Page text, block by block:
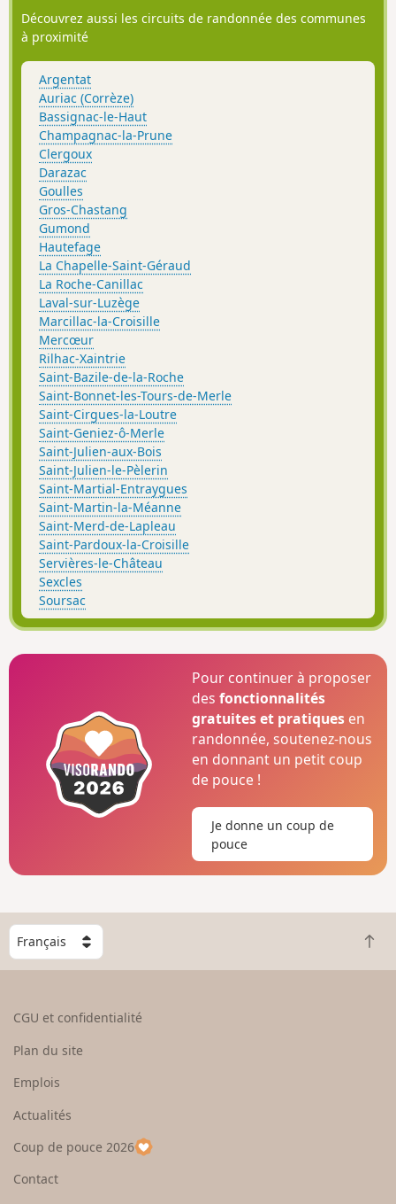
Découvrez aussi les circuits de randonnée des communes
à proximité
Argentat
Auriac (Corrèze)
Bassignac-le-Haut
Champagnac-la-Prune
Clergoux
Darazac
Goulles
Gros-Chastang
Gumond
Hautefage
La Chapelle-Saint-Géraud
La Roche-Canillac
Laval-sur-Luzège
Marcillac-la-Croisille
Mercœur
Rilhac-Xaintrie
Saint-Bazile-de-la-Roche
Saint-Bonnet-les-Tours-de-Merle
Saint-Cirgues-la-Loutre
Saint-Geniez-ô-Merle
Saint-Julien-aux-Bois
Saint-Julien-le-Pèlerin
Saint-Martial-Entraygues
Saint-Martin-la-Méanne
Saint-Merd-de-Lapleau
Saint-Pardoux-la-Croisille
Servières-le-Château
Sexcles
Soursac
Pour continuer à proposer
desfonctionnalités
gratuites et pratiques en
randonnée, soutenez-nous
en donnant un petit coup
de pouce !
Je donne un coup de
pouce
C
h
o
e
u
p
a
R
e
CGU et confidentialité
Plan du site
Emplois
Actualités
Coup de pouce 2026
Contact